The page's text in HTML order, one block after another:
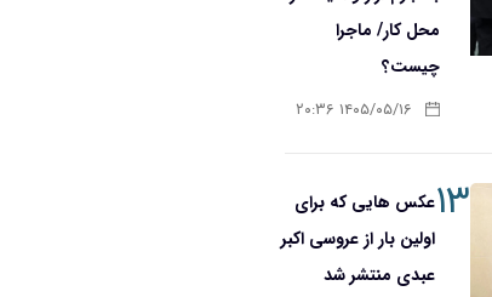
محل کار/ ماجرا
چیست؟
۱۴۰۵/۰۵/۱۶ ۲۰:۳۶
۱۳عکس هایی که برای
اولین بار از عروسی اکبر
عبدی منتشر شد